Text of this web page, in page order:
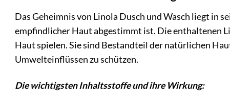
Das Geheimnis von Linola Dusch und Wasch liegt in
empfindlicher Haut abgestimmt ist. Die enthaltenen
Haut spielen. Sie sind Bestandteil der natürlichen
Umwelteinflüssen zu schützen.
Die wichtigsten Inhaltsstoffe und ihre Wirkung: